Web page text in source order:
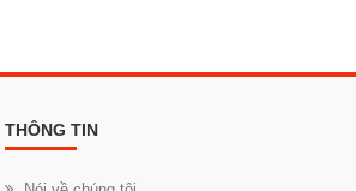
THÔNG TIN